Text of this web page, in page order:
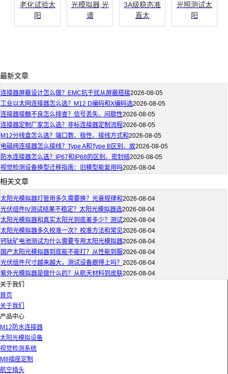
老化试验太
阳
光模拟器,光
谱
3A级稳态准
直太
光照测试太
阳
最新文章
连接器屏蔽设计怎么做？EMC抗干扰从屏蔽搭接2026-08-05
工业以太网连接器怎么选？M12 D编码和X编码选2026-08-05
连接器接触不良怎么排查？信号丢失、间歇性2026-08-05
连接器定制厂家怎么选？非标连接器定制流程2026-08-05
M12分线盒怎么选？端口数、极性、接线方式和2026-08-05
电磁阀连接器怎么接线？Type A和Type B区别、故2026-08-05
防水连接器怎么选？IP67和IP68的区别、密封结2026-08-05
视觉检测设备换型迁移指南：旧模型能复用吗2026-08-04
相关文章
太阳光模拟器灯管用多久需要换？光衰规律和2026-08-04
光伏组件IV测试结果不稳定？太阳光模拟器选2026-08-04
太阳光模拟器和真实太阳光到底差多少？测试2026-08-04
太阳光模拟器多久校准一次？校准方法和常见2026-08-04
钙钛矿电池测试为什么需要专用太阳光模拟器2026-08-04
国产太阳光模拟器到底能不能打？从性能到服2026-08-04
光伏组件尺寸越来越大，测试设备跟得上吗？ 2026-08-04
紫外光模拟器是做什么的？从航天材料到皮肤2026-08-04
关于我们
首页
关于我们
产品中心
M12防水连接器
太阳光模拟设备
视觉检测系统
M8插座定制
航空插头